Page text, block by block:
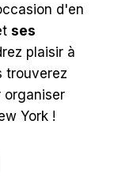
d'en
ses
plaisir à
trouverez
organiser
York !